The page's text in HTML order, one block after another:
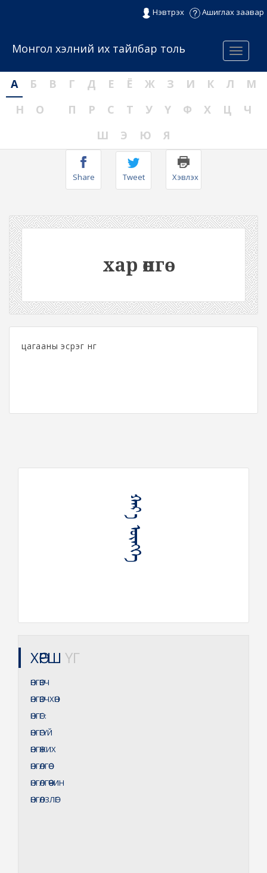
Нэвтрэх Ашиглах заавар
Menu
Монгол хэлний их тайлбар толь
А Б В Г Д Е Ё Ж З И К Л
М
Н
О П Р С Т У Ү Ф Х Ц
Ч
Ш
Э Ю Я
Share Tweet Хэвлэх
хар өнгө
цагааны эсрэг өнгө
ᠬᠠᠷ᠎ᠠ ᠥᠩᠭᠡ
ХӨРШ ҮГ
ӨНГӨВЧ
ӨНГӨВЧХӨН
ӨНГӨГ:
ӨНГӨГҮЙ
ӨНГӨЖИХ
ӨНГӨЛГӨӨ
ӨНГӨЛГӨӨЧИН
ӨНГӨЛЗЛӨГ